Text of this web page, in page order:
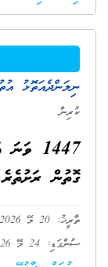
ނިލަންދެއަތޮޅު
ކުރިން
ގޮތުން
ތާރީޚު: 20 މޭ 2026
ސުންގަޑި: 24 މޭ 2026 14:00